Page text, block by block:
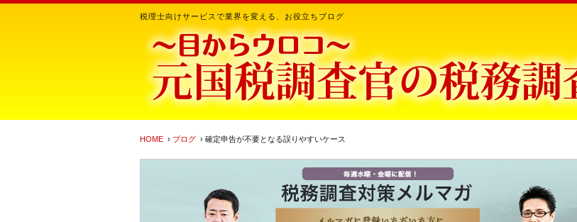
税理士向けサービスで業界を変える、お役立ちブログ
HOME › ブログ › 確定申告が不要となる誤りやすいケース